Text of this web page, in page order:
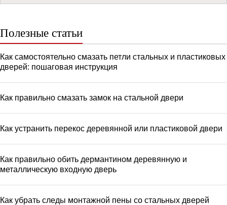
Полезные статьи
Как самостоятельно смазать петли стальных и пластиковых
дверей: пошаговая инструкция
Как правильно смазать замок на стальной двери
Как устранить перекос деревянной или пластиковой двери
Как правильно обить дермантином деревянную и
металлическую входную дверь
Как убрать следы монтажной пены со стальных дверей